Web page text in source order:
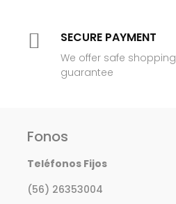
 SECURE PAYMENT
We offer safe shopping
guarantee
Fonos
Teléfonos Fijos
(56) 26353004